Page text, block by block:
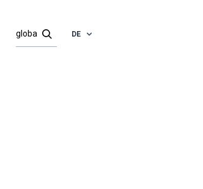
DE